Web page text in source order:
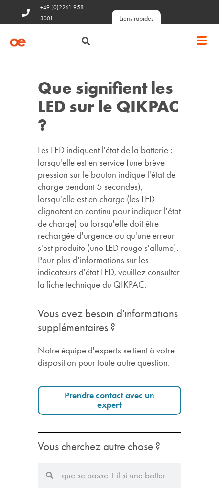
+49 (0)2261 958
3001
Liens rapides
Que signifient les
LED sur le QIKPAC
?
Les LED indiquent l'état de la batterie :
lorsqu'elle est en service (une brève
pression sur le bouton indique l'état de
charge pendant 5 secondes),
lorsqu'elle est en charge (les LED
clignotent en continu pour indiquer l'état
de charge) ou lorsqu'elle doit être
rechargée d'urgence ou qu'une erreur
s'est produite (une LED rouge s'allume).
Pour plus d'informations sur les
indicateurs d'état LED, veuillez consulter
la fiche technique du QIKPAC.
Vous avez besoin d'informations
supplémentaires ?
Notre équipe d'experts se tient à votre
disposition pour toute autre question.
Prendre contact avec un
expert
Vous cherchez autre chose ?